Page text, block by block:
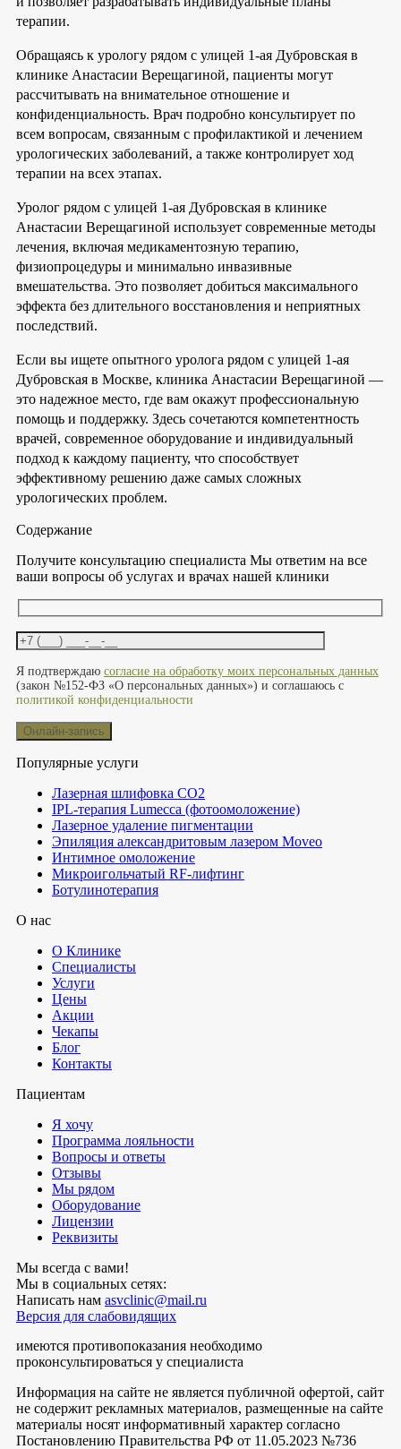
терапии.
Обращаясь к урологу рядом с улицей 1-ая Дубровская в
клинике Анастасии Верещагиной, пациенты могут
рассчитывать на внимательное отношение и
конфиденциальность. Врач подробно консультирует по
всем вопросам, связанным с профилактикой и лечением
урологических заболеваний, а также контролирует ход
терапии на всех этапах.
Уролог рядом с улицей 1-ая Дубровская в клинике
Анастасии Верещагиной использует современные методы
лечения, включая медикаментозную терапию,
физиопроцедуры и минимально инвазивные
вмешательства. Это позволяет добиться максимального
эффекта без длительного восстановления и неприятных
последствий.
Если вы ищете опытного уролога рядом с улицей 1-ая
Дубровская в Москве, клиника Анастасии Верещагиной —
это надежное место, где вам окажут профессиональную
помощь и поддержку. Здесь сочетаются компетентность
врачей, современное оборудование и индивидуальный
подход к каждому пациенту, что способствует
эффективному решению даже самых сложных
урологических проблем.
Содержание
Получите консультацию специалиста Мы ответим на все
ваши вопросы об услугах и врачах нашей клиники
Я подтверждаю согласие на обработку моих персональных данных
(закон №152-ФЗ «О персональных данных») и соглашаюсь с
политикой конфиденциальности
Популярные услуги
Лазерная шлифовка СО2
IPL-терапия Lumecca (фотоомоложение)
Лазерное удаление пигментации
Эпиляция александритовым лазером Moveo
Интимное омоложение
Микроигольчатый RF-лифтинг
Ботулинотерапия
О нас
О Клинике
Специалисты
Услуги
Цены
Акции
Чекапы
Блог
Контакты
Пациентам
Я хочу
Программа лояльности
Вопросы и ответы
Отзывы
Мы рядом
Оборудование
Лицензии
Реквизиты
Мы всегда с вами!
Мы в социальных сетях:
Написать нам asvclinic@mail.ru
Версия для слабовидящих
имеются противопоказания необходимо
проконсультироваться у специалиста
Информация на сайте не является публичной офертой, сайт
не содержит рекламных материалов, размещенные на сайте
материалы носят информативный характер согласно
Постановлению Правительства РФ от 11.05.2023 №736